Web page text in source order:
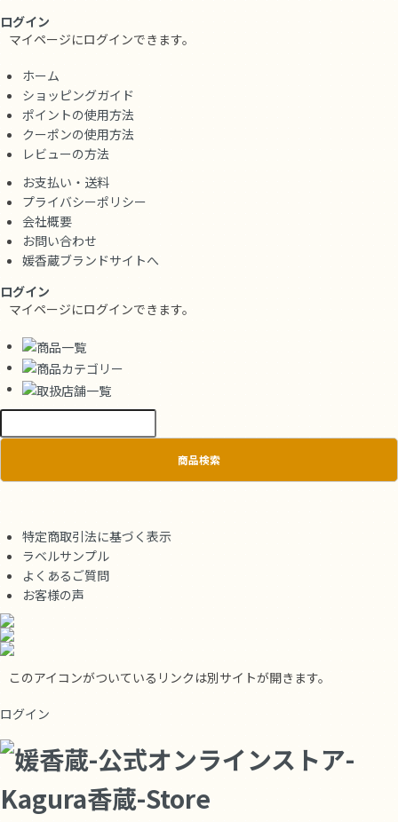
ログイン
マイページにログインできます。
ホーム
ショッピングガイド
ポイントの使用方法
クーポンの使用方法
レビューの方法
お支払い・送料
プライバシーポリシー
会社概要
お問い合わせ
媛香蔵ブランドサイトへ
ログイン
マイページにログインできます。
商品検索
特定商取引法に基づく表示
ラベルサンプル
よくあるご質問
お客様の声
このアイコンがついているリンクは別サイトが開きます。
ログイン